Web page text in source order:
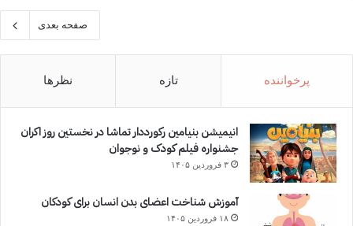
صفحه بعدی
پرخواننده تازه نظرها
انیمیشن بنیامین رکورددار تماشا در نخستین روز اکران‌
جشنواره فیلم کودک و نوجوان
۳ فروردین ۱۴۰۵
آموزش شناخت اعضای بدن انسان برای کودکان
۱۸ فروردین ۱۴۰۵